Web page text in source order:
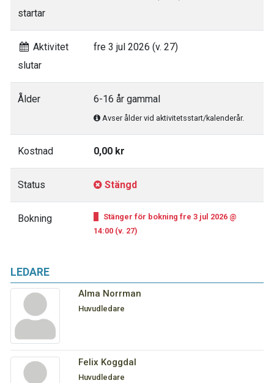
LEDARE
Alma Norrman
Huvudledare
Felix Koggdal
Huvudledare
startar
Aktivitet
slutar
fre 3 jul 2026 (v. 27)
Ålder 6-16 år gammal
Avser ålder vid aktivitetsstart/kalenderår.
Kostnad 0,00 kr
Status Stängd
Bokning
Stänger för bokning fre 3 jul 2026 @
14:00 (v. 27)